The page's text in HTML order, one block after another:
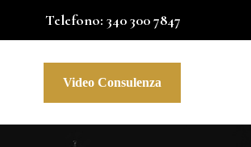
Telefono: 340 300 7847
Video Consulenza